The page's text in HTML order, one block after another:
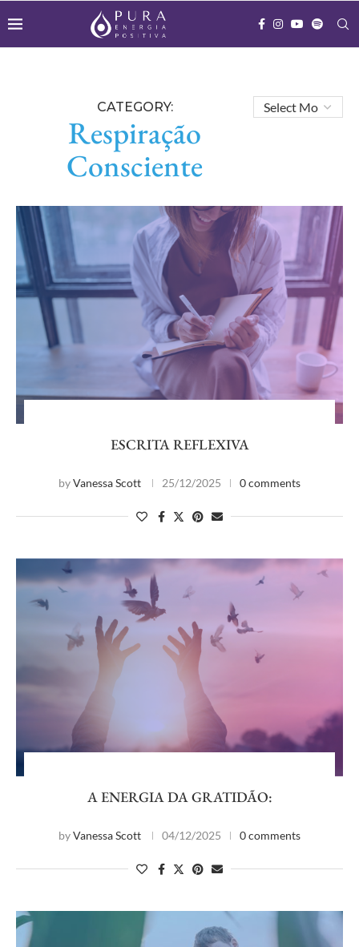
CATEGORY:
Respiração
Consciente
ESCRITA REFLEXIVA
byVanessa Scott 25/12/2025 0 comments
A ENERGIA DA GRATIDÃO:
byVanessa Scott 04/12/2025 0 comments